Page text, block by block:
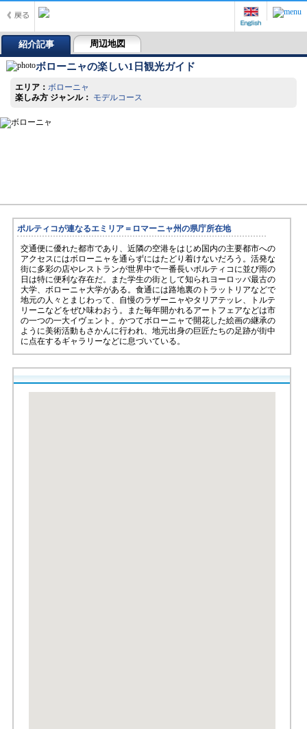
紹介記事 周辺地図
ボローニャの楽しい1日観光ガイド
エリア：ボローニャ
楽しみ方 ジャンル： モデルコース
ポルティコが連なるエミリア＝ロマーニャ州の県庁所在地
交通便に優れた都市であり、近隣の空港をはじめ国内の主要都市への
アクセスにはボローニャを通らずにはたどり着けないだろう。活発な
街に多彩の店やレストランが世界中で一番長いポルティコに並び雨の
日は特に便利な存在だ。また学生の街として知られヨーロッパ最古の
大学、ボローニャ大学がある。食通には路地裏のトラットリアなどで
地元の人々とまじわって、自慢のラザーニャやタリアテッレ、トルテ
リーニなどをぜひ味わおう。また毎年開かれるアートフェアなどは市
の一つの一大イヴェント。かつてボローニャで開花した絵画の継承の
ように美術活動もさかんに行われ、地元出身の巨匠たちの足跡が街中
に点在するギャラリーなどに息づいている。